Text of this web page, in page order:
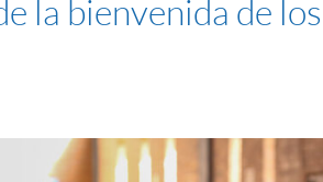
la bienvenida de